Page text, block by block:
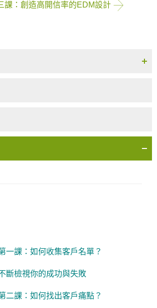
課：創造高開信率的EDM設計
一課：如何收集客戶名單？
斷檢視你的成功與失敗
二課：如何找出客戶痛點？